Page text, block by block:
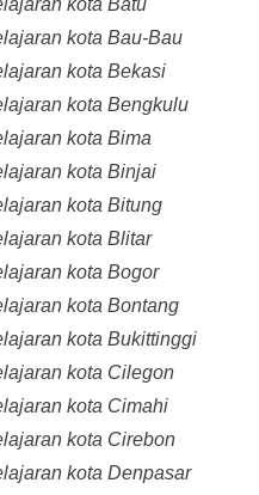
kota Batu
kota Bau-Bau
kota Bekasi
kota Bengkulu
kota Bima
kota Binjai
kota Bitung
kota Blitar
kota Bogor
kota Bontang
kota Bukittinggi
kota Cilegon
kota Cimahi
kota Cirebon
kota Denpasar